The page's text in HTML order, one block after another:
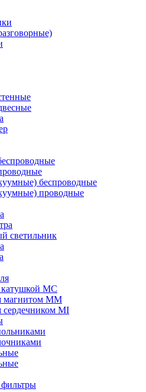
беспроводные
проводные
светильник
MC
магнитом ММ
MI